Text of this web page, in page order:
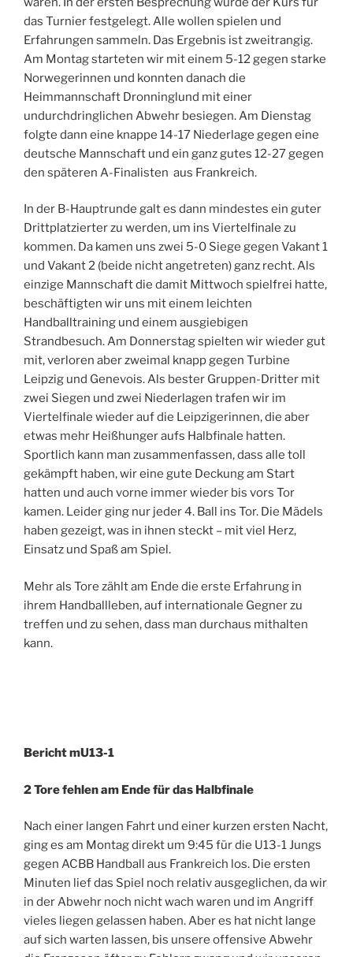
das Turnier festgelegt. Alle wollen spielen und
Erfahrungen sammeln. Das Ergebnis ist zweitrangig.
Am Montag starteten wir mit einem 5-12 gegen starke
Norwegerinnen und konnten danach die
Heimmannschaft Dronninglund mit einer
undurchdringlichen Abwehr besiegen. Am Dienstag
folgte dann eine knappe 14-17 Niederlage gegen eine
deutsche Mannschaft und ein ganz gutes 12-27 gegen
den späteren A-Finalisten aus Frankreich.
In der B-Hauptrunde galt es dann mindestes ein guter
Drittplatzierter zu werden, um ins Viertelfinale zu
kommen. Da kamen uns zwei 5-0 Siege gegen Vakant 1
und Vakant 2 (beide nicht angetreten) ganz recht. Als
einzige Mannschaft die damit Mittwoch spielfrei hatte,
beschäftigten wir uns mit einem leichten
Handballtraining und einem ausgiebigen
Strandbesuch. Am Donnerstag spielten wir wieder gut
mit, verloren aber zweimal knapp gegen Turbine
Leipzig und Genevois. Als bester Gruppen-Dritter mit
zwei Siegen und zwei Niederlagen trafen wir im
Viertelfinale wieder auf die Leipzigerinnen, die aber
etwas mehr Heißhunger aufs Halbfinale hatten.
Sportlich kann man zusammenfassen, dass alle toll
gekämpft haben, wir eine gute Deckung am Start
hatten und auch vorne immer wieder bis vors Tor
kamen. Leider ging nur jeder 4. Ball ins Tor. Die Mädels
haben gezeigt, was in ihnen steckt – mit viel Herz,
Einsatz und Spaß am Spiel.
Mehr als Tore zählt am Ende die erste Erfahrung in
ihrem Handballleben, auf internationale Gegner zu
treffen und zu sehen, dass man durchaus mithalten
kann.
Bericht mU13-1
2 Tore fehlen am Ende für das Halbfinale
Nach einer langen Fahrt und einer kurzen ersten Nacht,
ging es am Montag direkt um 9:45 für die U13-1 Jungs
gegen ACBB Handball aus Frankreich los. Die ersten
Minuten lief das Spiel noch relativ ausgeglichen, da wir
in der Abwehr noch nicht wach waren und im Angriff
vieles liegen gelassen haben. Aber es hat nicht lange
auf sich warten lassen, bis unsere offensive Abwehr